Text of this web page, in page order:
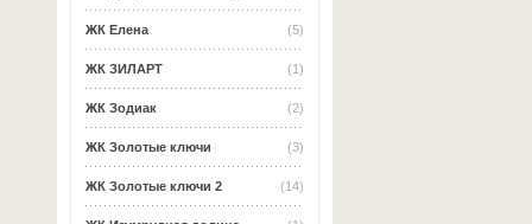
(5)
ЖК Елена
(1)
ЖК ЗИЛАРТ
(2)
ЖК Зодиак
(3)
ЖК Золотые ключи
(14)
ЖК Золотые ключи 2